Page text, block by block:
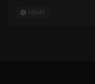
16h41